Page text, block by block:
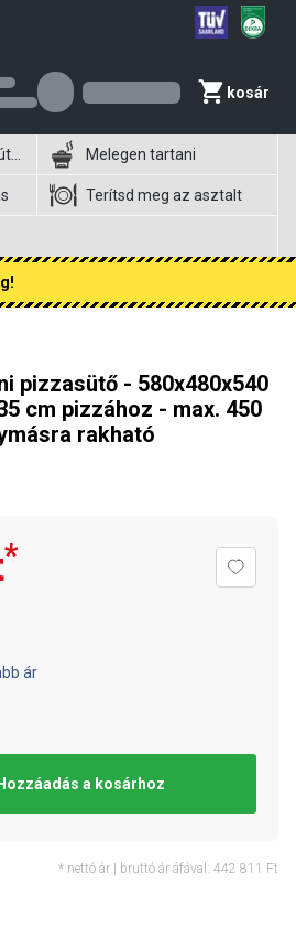
kosár
Rozsdamentes acél bútorok Melegen tartani
Terítsd meg az asztalt
pizzasütő - 580x480x540
cm pizzához - max. 450
rakható
*
ár
Hozzáadás a kosárhoz
* nettó ár | bruttó ár áfával: 442 811 Ft